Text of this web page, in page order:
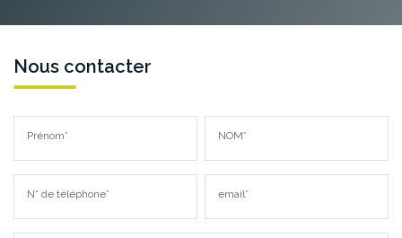
Nous contacter
Prénom* NOM*
N° de téléphone* email*